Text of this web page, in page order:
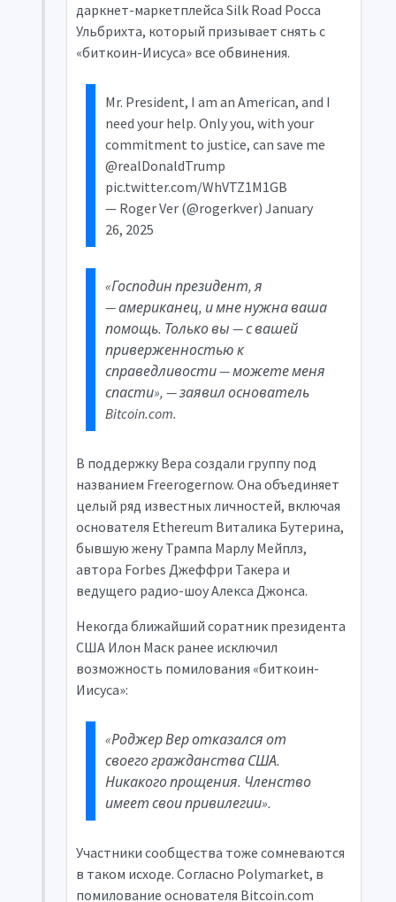
даркнет-маркетплейса Silk Road Росса
Ульбрихта, который призывает снять с
«биткоин-Иисуса» все обвинения.
Mr. President, I am an American, and I
need your help. Only you, with your
commitment to justice, can save me
@realDonaldTrump
pic.twitter.com/WhVTZ1M1GB
— Roger Ver (@rogerkver) January
26, 2025
«Господин президент, я
— американец, и мне нужна ваша
помощь. Только вы — с вашей
приверженностью к
справедливости — можете меня
спасти», — заявил основатель
Bitcoin.com.
В поддержку Вера создали группу под
названием Freerogernow. Она объединяет
целый ряд известных личностей, включая
основателя Ethereum Виталика Бутерина,
бывшую жену Трампа Марлу Мейплз,
автора Forbes Джеффри Такера и
ведущего радио-шоу Алекса Джонса.
Некогда ближайший соратник президента
США Илон Маск ранее исключил
возможность помилования «биткоин-
Иисуса»:
«Роджер Вер отказался от
своего гражданства США.
Никакого прощения. Членство
имеет свои привилегии».
Участники сообщества тоже сомневаются
в таком исходе. Согласно Polymarket, в
помилование основателя Bitcoin.com